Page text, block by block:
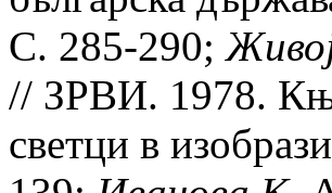
С. 285-290;
// ЗРВИ. 1978.
светци в